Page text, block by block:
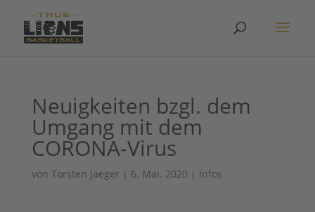
Neuigkeiten bzgl. dem
Umgang mit dem
CORONA-Virus
von Torsten Jaeger | 6. Mai. 2020 | Infos